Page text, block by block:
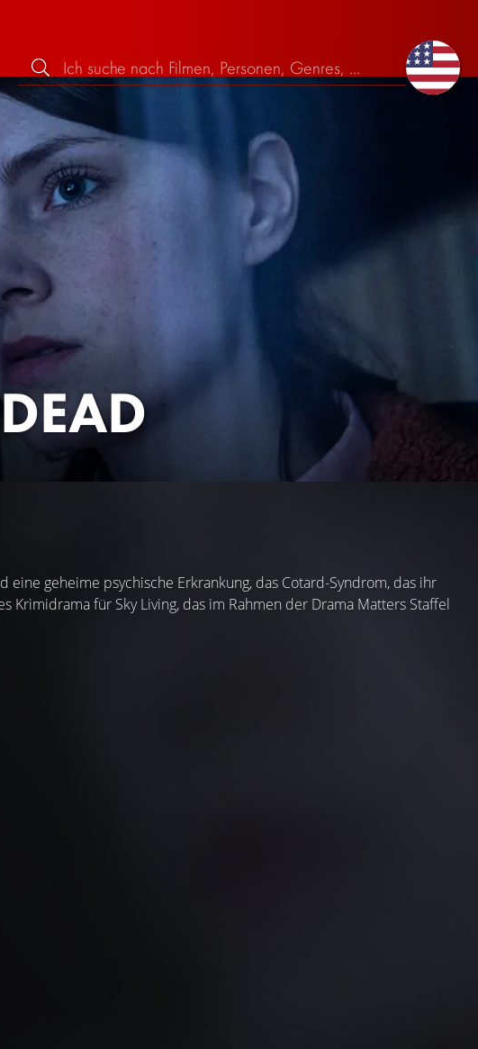
geheime psychische Erkrankung, das Cotard-Syndrom, das ihr
für Sky Living, das im Rahmen der Drama Matters Staffel